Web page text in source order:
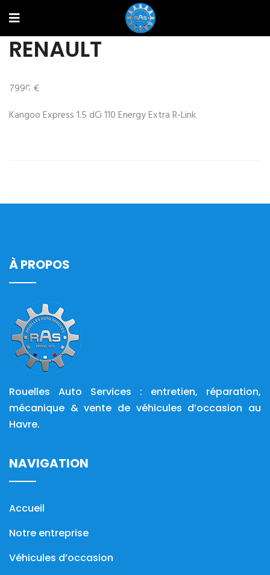
RENAULT
7990 €
Kangoo Express 1.5 dCi 110 Energy Extra R-Link
À PROPOS
Rouelles Auto Services : entretien, réparation,
mécanique & vente de véhicules d’occasion au
Havre.
NAVIGATION
Accueil
Notre entreprise
Véhicules d’occasion